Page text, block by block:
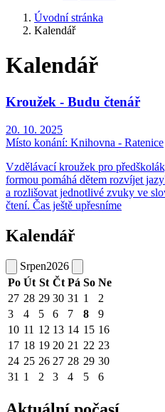
Úvodní stránka
Kalendář
Kalendář
Kroužek - Budu čtenář
20. 10. 2025
Místo konání: Knihovna - Ratenice
Vzdělávací kroužek pro
formou pomáhá dětem rozvíjet
a rozlišovat jednotlivé zvuky ve
čtení. Čas ještě upřesníme
Kalendář
Srpen2026
Po Út St Čt Pá So Ne
27 28 29 30 31 1
2
3
4 5 6 7 8
9
10 11 12 13 14 15 16
17 18 19 20 21 22 23
24 25 26 27 28 29 30
31 1 2 3 4 5 6